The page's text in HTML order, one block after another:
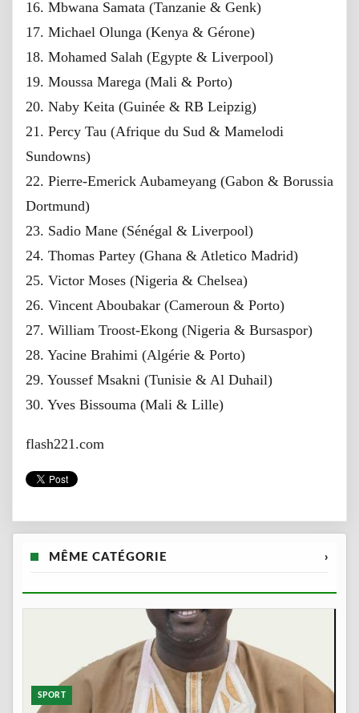
16. Mbwana Samata (Tanzanie & Genk)
17. Michael Olunga (Kenya & Gérone)
18. Mohamed Salah (Egypte & Liverpool)
19. Moussa Marega (Mali & Porto)
20. Naby Keita (Guinée & RB Leipzig)
21. Percy Tau (Afrique du Sud & Mamelodi
Sundowns)
22. Pierre-Emerick Aubameyang (Gabon & Borussia
Dortmund)
23. Sadio Mane (Sénégal & Liverpool)
24. Thomas Partey (Ghana & Atletico Madrid)
25. Victor Moses (Nigeria & Chelsea)
26. Vincent Aboubakar (Cameroun & Porto)
27. William Troost-Ekong (Nigeria & Bursaspor)
28. Yacine Brahimi (Algérie & Porto)
29. Youssef Msakni (Tunisie & Al Duhail)
30. Yves Bissouma (Mali & Lille)
flash221.com
MÊME CATÉGORIE ›
SPORT